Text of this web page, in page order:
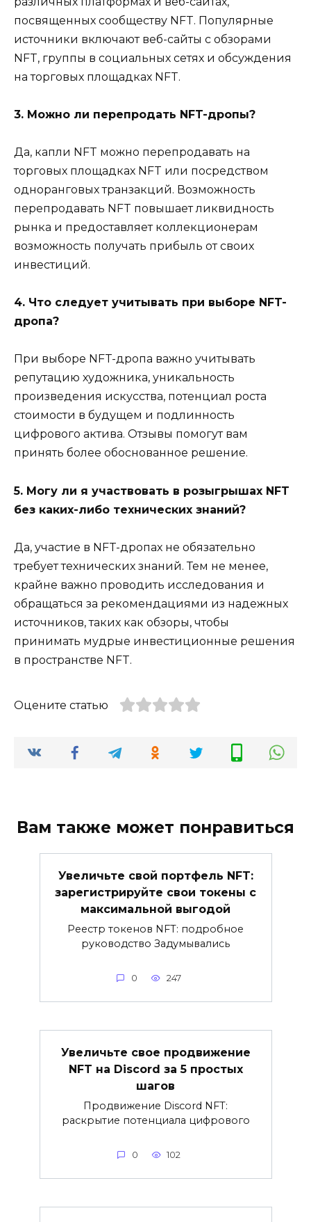
посвященных сообществу NFT. Популярные
источники включают веб-сайты с обзорами
NFT, группы в социальных сетях и обсуждения
на торговых площадках NFT.
3. Можно ли перепродать NFT-дропы?
Да, капли NFT можно перепродавать на
торговых площадках NFT или посредством
одноранговых транзакций. Возможность
перепродавать NFT повышает ликвидность
рынка и предоставляет коллекционерам
возможность получать прибыль от своих
инвестиций.
4. Что следует учитывать при выборе NFT-
дропа?
При выборе NFT-дропа важно учитывать
репутацию художника, уникальность
произведения искусства, потенциал роста
стоимости в будущем и подлинность
цифрового актива. Отзывы помогут вам
принять более обоснованное решение.
5. Могу ли я участвовать в розыгрышах NFT
без каких-либо технических знаний?
Да, участие в NFT-дропах не обязательно
требует технических знаний. Тем не менее,
крайне важно проводить исследования и
обращаться за рекомендациями из надежных
источников, таких как обзоры, чтобы
принимать мудрые инвестиционные решения
в пространстве NFT.
Оцените статью
Вам также может понравиться
Увеличьте свой портфель NFT:
зарегистрируйте свои токены с
максимальной выгодой
Реестр токенов NFT: подробное
руководство Задумывались
0 247
Увеличьте свое продвижение
NFT на Discord за 5 простых
шагов
Продвижение Discord NFT:
раскрытие потенциала цифрового
0 102